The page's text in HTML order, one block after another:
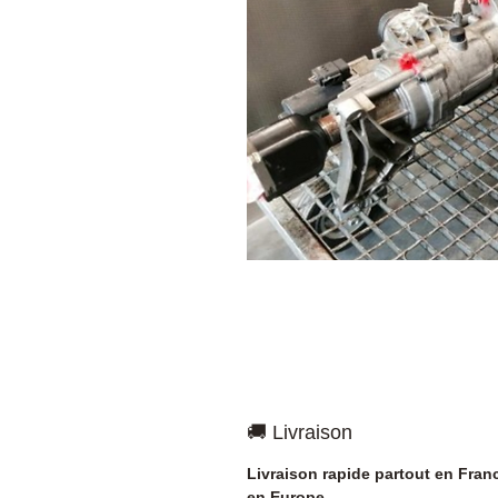
🚚 Livraison
Livraison rapide partout en